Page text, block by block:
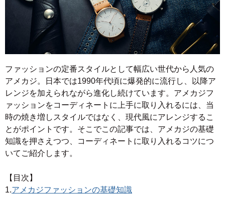
ファッションの定番スタイルとして幅広い世代から人気の
アメカジ。日本では1990年代頃に爆発的に流行し、以降ア
レンジを加えられながら進化し続けています。アメカジフ
ァッションをコーディネートに上手に取り入れるには、当
時の焼き増しスタイルではなく、現代風にアレンジするこ
とがポイントです。そこでこの記事では、アメカジの基礎
知識を押さえつつ、コーディネートに取り入れるコツにつ
いてご紹介します。
【目次】
1.アメカジファッションの基礎知識